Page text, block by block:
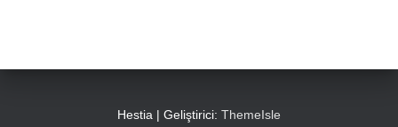
Hestia | Geliştirici: ThemeIsle